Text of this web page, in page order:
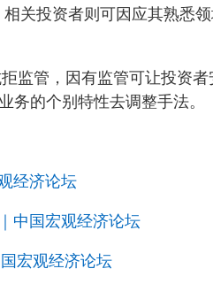
关投资者则可因应其熟悉
监管，因有监管可让投资者
务的个别特性去调整手法。
经济论坛
中国宏观经济论坛
宏观经济论坛